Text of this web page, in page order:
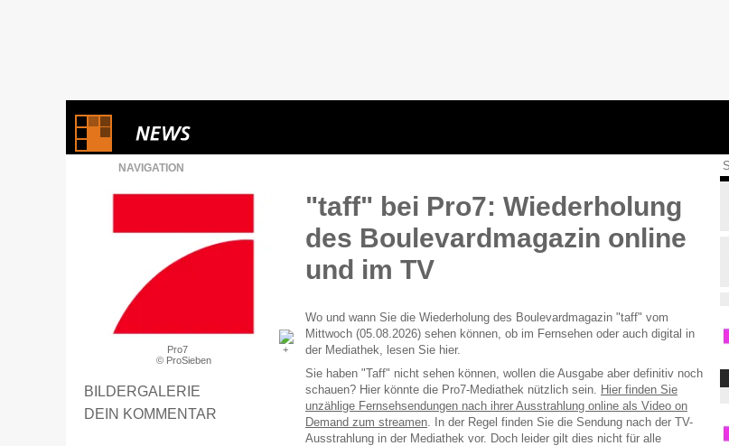
NAVIGATION
Pro7
© ProSieben
BILDERGALERIE
DEIN KOMMENTAR
"taff" bei Pro7: Wiederholung
des Boulevardmagazin online
und im TV
Wo und wann Sie die Wiederholung des Boulevardmagazin "taff" vom
Mittwoch (05.08.2026) sehen können, ob im Fernsehen oder auch digital in
der Mediathek, lesen Sie hier.
Sie haben "Taff" nicht sehen können, wollen die Ausgabe aber definitiv noch
schauen? Hier könnte die Pro7-Mediathek nützlich sein.
Hier finden Sie
unzählige Fernsehsendungen nach ihrer Ausstrahlung online als Video on
Demand zum streamen . In der Regel finden Sie die Sendung nach der TV-
Ausstrahlung in der Mediathek vor. Doch leider gilt dies nicht für alle